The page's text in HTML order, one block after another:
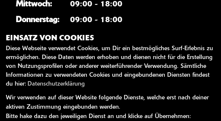
Mittwoch:
09:00 - 18:00
Donnerstag:
09:00 - 18:00
Freitag:
09:00 - 18:00
Samstag:
09:00 - 13:00
Sonntag:
geschlossen
WEITERE LINKS
Kawasaki News
EINSATZ VON COOKIES
Diese Webseite verwendet Cookies, um Dir ein bestmögliches Surf-Erlebnis zu
ermöglichen. Diese Daten werden erhoben und dienen nicht für die Erstellung
von Nutzungsprofilen oder anderer weiterführender Verwendung. Sämtliche
Informationen zu verwendeten Cookies und eingebundenen Diensten findest
du hier: Datenschutzerklärung
Wir verwenden auf dieser Website folgende Dienste, welche erst nach deiner
aktiven Zustimmung eingebunden werden.
Bitte hake dazu den jeweiligen Dienst an und klicke auf Übernehmen: